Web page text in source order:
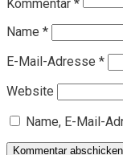
Kommentar *
Name *
E-Mail-Adresse *
Website
Name, E-Mail-